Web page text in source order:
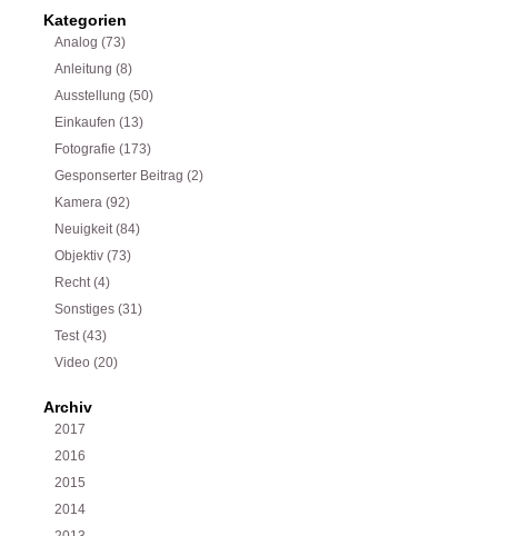
Kategorien
Analog (73)
Anleitung (8)
Ausstellung (50)
Einkaufen (13)
Fotografie (173)
Gesponserter Beitrag (2)
Kamera (92)
Neuigkeit(84)
Objektiv (73)
Recht(4)
Sonstiges (31)
Test(43)
Video (20)
Archiv
2017
2016
2015
2014